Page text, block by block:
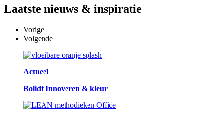
Laatste nieuws & inspiratie
Vorige
Volgende
Actueel
Bolidt Innoveren & kleur